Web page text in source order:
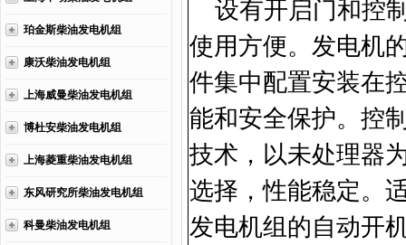
珀金斯柴油发电机组
康沃柴油发电机组
上海威曼柴油发电机组
博杜安柴油发电机组
上海菱重柴油发电机组
东风研究所柴油发电机组
科曼柴油发电机组
设有开启门和控
使用方便。发电机
件集中配置安装在
能和安全保护。控
技术，以未处理器
选择，性能稳定。
发电机组的自动开